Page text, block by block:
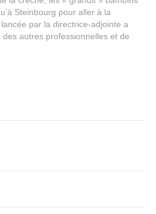
Steinbourg pour aller à la
par la directrice-adjointe a
des autres professionnelles et de